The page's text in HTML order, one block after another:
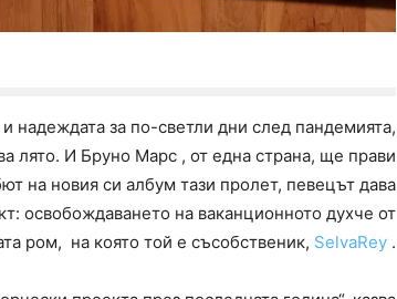
надеждата за по-светли дни след пандемията,
лято. И Бруно Марс , от една страна, ще прави
на новия си албум тази пролет, певецът дава
освобождаването на ваканционното духче от
ром, на която той е съсобственик, SelvaRey .